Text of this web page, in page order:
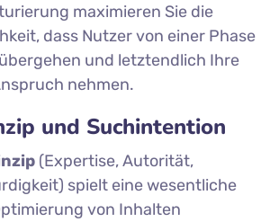
maximieren Sie die
dass Nutzer von einer Phase
und letztendlich Ihre
nehmen.
und Suchintention
(Expertise, Autorität,
spielt eine wesentliche
von Inhalten